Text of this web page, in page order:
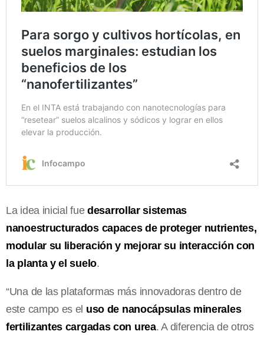
La idea inicial fue desarrollar sistemas
nanoestructurados capaces de proteger nutrientes,
modular su liberación y mejorar su interacción con
la planta y el suelo.
“Una de las plataformas más innovadoras dentro de
este campo es el uso de nanocápsulas minerales
fertilizantes cargadas con urea. A diferencia de otros